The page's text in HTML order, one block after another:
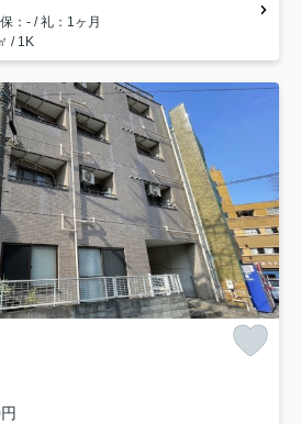
：- / 礼：1ヶ月
/ 1K